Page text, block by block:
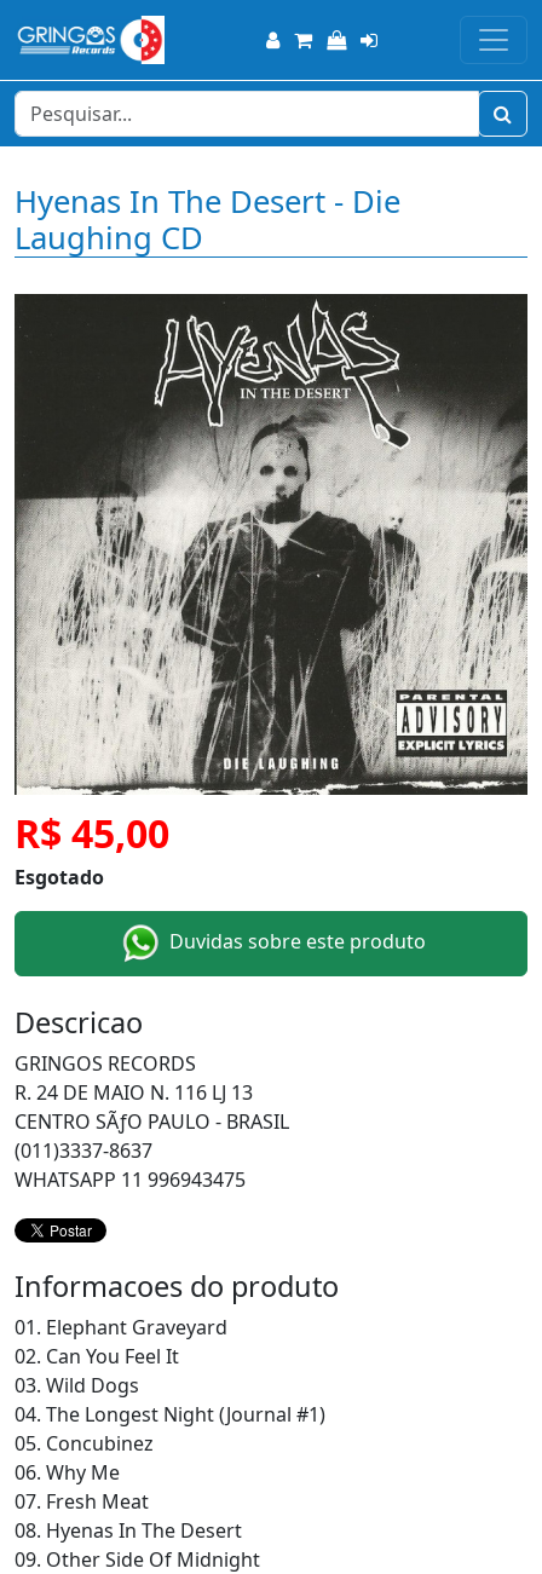
Hyenas In The Desert - Die
Laughing CD
R$ 45,00
Esgotado
Duvidas sobre este produto
Descricao
GRINGOS RECORDS
R. 24 DE MAIO N. 116 LJ 13
CENTRO SÃƒO PAULO - BRASIL
(011)3337-8637
WHATSAPP 11 996943475
Informacoes do produto
01. Elephant Graveyard
02. Can You Feel It
03. Wild Dogs
04. The Longest Night (Journal #1)
05. Concubinez
06. Why Me
07. Fresh Meat
08. Hyenas In The Desert
09. Other Side Of Midnight